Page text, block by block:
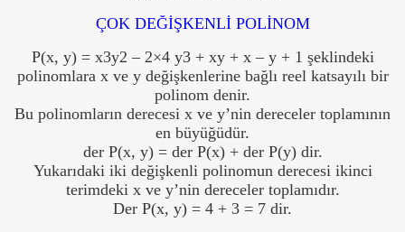
ÇOK DEĞİŞKENLİ POLİNOM
P(x, y) = x3y2 – 2×4 y3 + xy + x – y + 1 şeklindeki
polinomlara x ve y değişkenlerine bağlı reel katsayılı bir
polinom denir.
Bu polinomların derecesi x ve y’nin dereceler toplamının
en büyüğüdür.
der P(x, y) = der P(x) + der P(y) dir.
Yukarıdaki iki değişkenli polinomun derecesi ikinci
terimdeki x ve y’nin dereceler toplamıdır.
Der P(x, y) = 4 + 3 = 7 dir.